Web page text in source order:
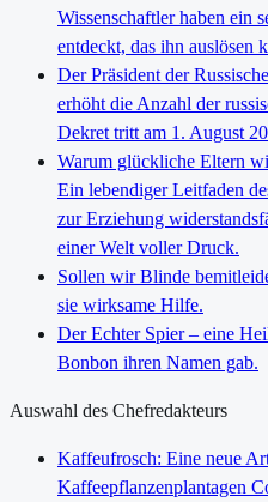
Wissenschaftler haben ein
entdeckt, das ihn auslösen
Der Präsident der
erhöht die Anzahl der
Dekret tritt am 1. August
Warum glückliche Eltern
Ein lebendiger Leitfaden
zur Erziehung
einer Welt voller Druck.
Sollen wir Blinde
sie wirksame Hilfe.
Der Echter Spier – eine
Bonbon ihren Namen gab.
Auswahl des Chefredakteurs
Kaffeufrosch: Eine neue
Kaffeepflanzenplantagen